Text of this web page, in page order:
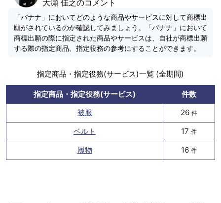
大瀬 佳之のコメント
「バナナ」においてどのような商品やサービスに対して商標出
願がされているのか確認してみましょう。「バナナ」において
商標出願の際に指定された商品やサービスは、自社が商標出願
する際の指定商品、指定役務の参考にすることができます。
指定商品・指定役務(サービス)一覧 (全期間)
指定商品・指定役務(サービス)
件数
被服
26 件
ベルト 17 件
履物 16 件